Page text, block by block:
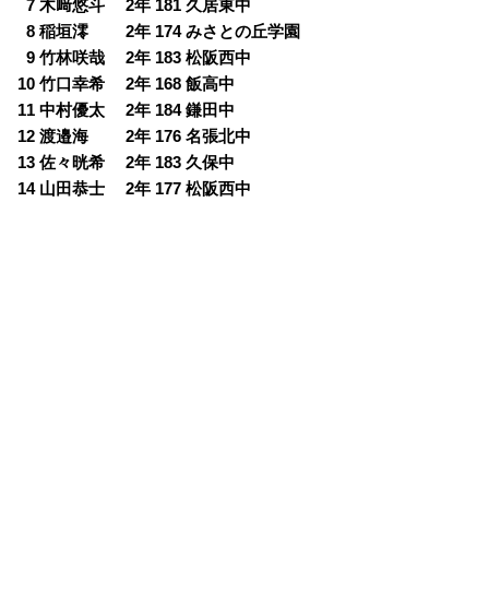
07 木﨑悠斗 2年 181 久居東中
08 稲垣澪 2年 174 みさとの丘学園
09 竹林咲哉 2年 183 松阪西中
10 竹口幸希 2年 168 飯高中
11 中村優太 2年 184 鎌田中
12 渡邉海 2年 176 名張北中
13 佐々晄希 2年 183 久保中
14 山田恭士 2年 177 松阪西中